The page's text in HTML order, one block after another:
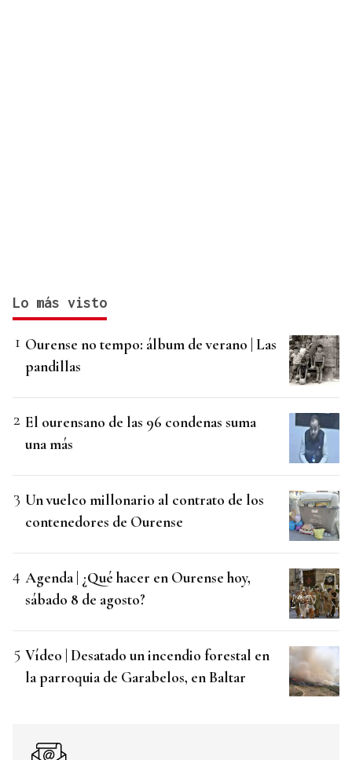
Lo más visto
Ourense no tempo: álbum de verano | Las
pandillas
El ourensano de las 96 condenas suma
una más
Un vuelco millonario al contrato de los
contenedores de Ourense
Agenda | ¿Qué hacer en Ourense hoy,
sábado 8 de agosto?
Vídeo | Desatado un incendio forestal en
la parroquia de Garabelos, en Baltar